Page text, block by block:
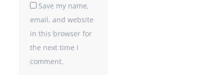
Save my name,
email, and website
in this browser for
the next time I
comment.